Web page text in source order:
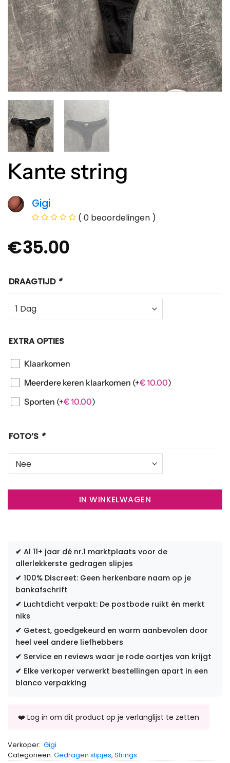
Kante string
Gigi
( 0 beoordelingen )
€35.00
DRAAGTIJD *
EXTRA OPTIES
Klaarkomen
Meerdere keren klaarkomen (+€10.00)
Sporten (+€10.00)
FOTO’S *
IN WINKELWAGEN
✔ Al 11+ jaar dé nr.1 marktplaats voor de
allerlekkerste gedragen slipjes
✔ 100% Discreet: Geen herkenbare naam op je
bankafschrift
✔ Luchtdicht verpakt: De postbode ruikt én merkt
niks
✔ Getest, goedgekeurd en warm aanbevolen door
heel veel andere liefhebbers
✔ Service en reviews waar je rode oortjes van krijgt
✔ Elke verkoper verwerkt bestellingen apart in een
blanco verpakking
Verkoper: Gigi
Categorieën: Gedragen slipjes, Strings